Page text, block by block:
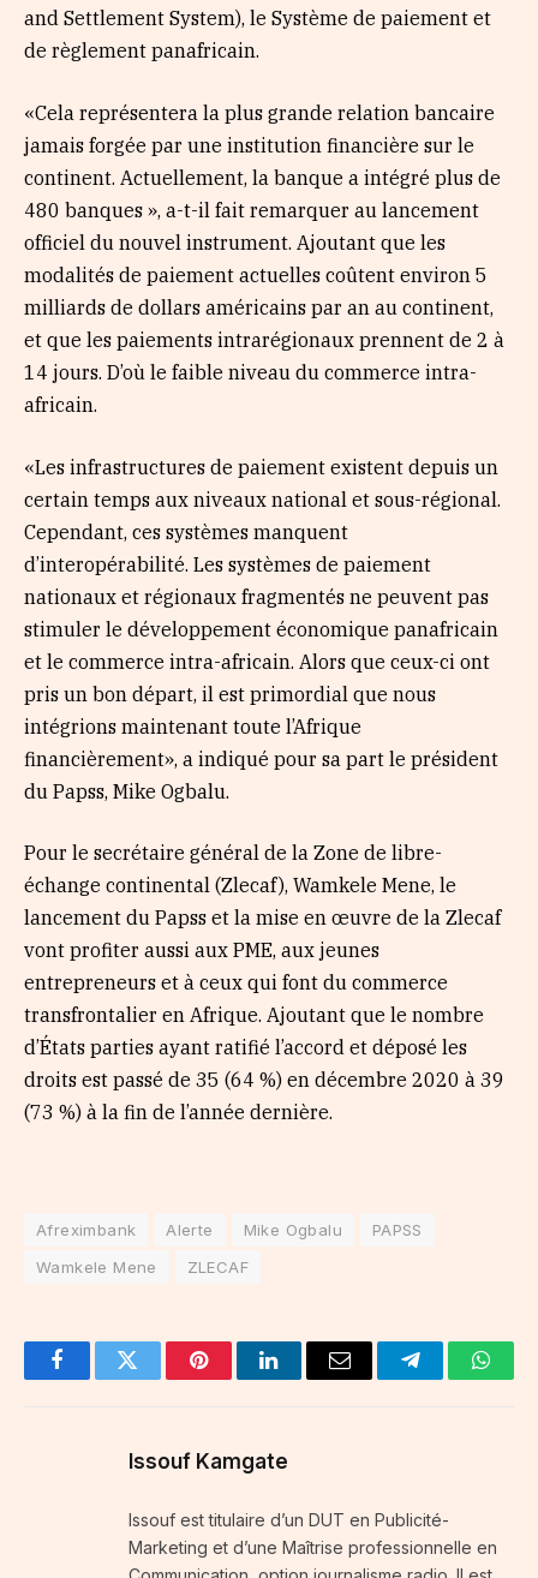
and Settlement System), le Système de paiement et
de règlement panafricain.
«Cela représentera la plus grande relation bancaire
jamais forgée par une institution financière sur le
continent. Actuellement, la banque a intégré plus de
480 banques », a-t-il fait remarquer au lancement
officiel du nouvel instrument. Ajoutant que les
modalités de paiement actuelles coûtent environ 5
milliards de dollars américains par an au continent,
et que les paiements intrarégionaux prennent de 2 à
14 jours. D’où le faible niveau du commerce intra-
africain.
«Les infrastructures de paiement existent depuis un
certain temps aux niveaux national et sous-régional.
Cependant, ces systèmes manquent
d’interopérabilité. Les systèmes de paiement
nationaux et régionaux fragmentés ne peuvent pas
stimuler le développement économique panafricain
et le commerce intra-africain. Alors que ceux-ci ont
pris un bon départ, il est primordial que nous
intégrions maintenant toute l’Afrique
financièrement», a indiqué pour sa part le président
du Papss, Mike Ogbalu.
Pour le secrétaire général de la Zone de libre-
échange continental (Zlecaf), Wamkele Mene, le
lancement du Papss et la mise en œuvre de la Zlecaf
vont profiter aussi aux PME, aux jeunes
entrepreneurs et à ceux qui font du commerce
transfrontalier en Afrique. Ajoutant que le nombre
d’États parties ayant ratifié l’accord et déposé les
droits est passé de 35 (64 %) en décembre 2020 à 39
(73 %) à la fin de l’année dernière.
Afreximbank Alerte Mike Ogbalu
PAPSS
Wamkele Mene
ZLECAF
FacebookTwitter PinterestLinkedInEmail Telegram
Issouf Kamgate
Issouf est titulaire d’un DUT en Publicité-
Marketing et d’une Maîtrise professionnelle en